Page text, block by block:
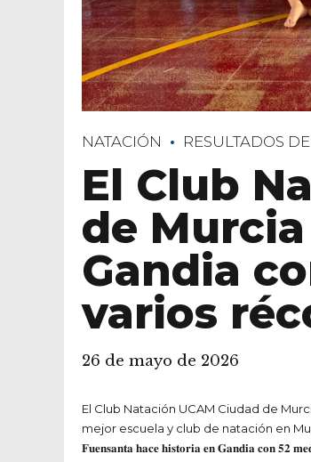
NATACIÓN RESULTADOS
El Club
de
Gandia
varios
26 de mayo de 2026
mejor escuela y club de natación en